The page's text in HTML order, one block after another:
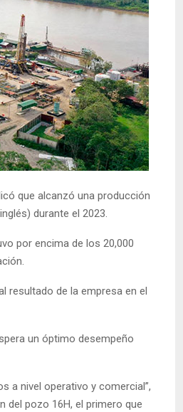
que alcanzó una producción
durante el 2023.
por encima de los 20,000
resultado de la empresa en el
un óptimo desempeño
a nivel operativo y comercial”,
del pozo 16H, el primero que